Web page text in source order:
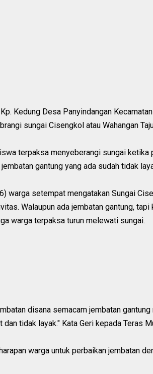
Kedung Desa Panyindangan
sungai Cisengkol atau Wahangan
terpaksa menyeberangi sungai
gantung yang ada sudah tidak
warga setempat mengatakan Sungai
Walaupun ada jembatan gantung,
warga terpaksa turun melewati sungai.
disana semacam jembatan
dan tidak layak." Kata Geri kepada Teras
warga untuk perbaikan jembatan